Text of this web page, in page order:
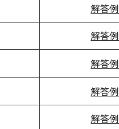
解答例
解答例
解答例
解答例
解答例